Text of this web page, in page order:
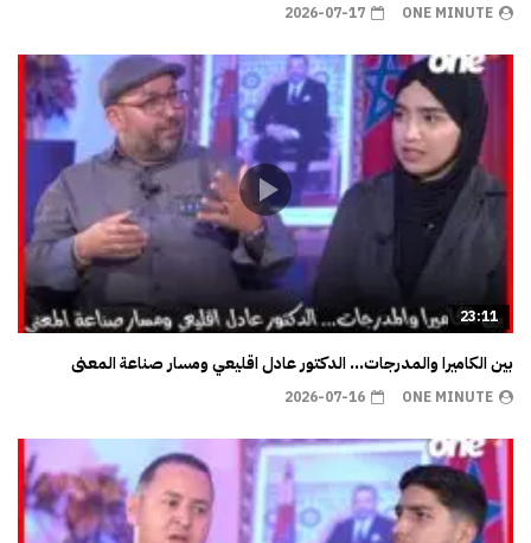
ONE MINUTE
2026-07-17
23:11
بين الكاميرا والمدرجات… الدكتور عادل اقليعي ومسار صناعة المعنى
ONE MINUTE
2026-07-16